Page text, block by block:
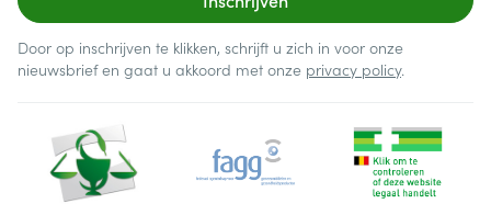
Door op inschrijven te klikken, schrijft u zich in voor onze
nieuwsbrief en gaat u akkoord met onze privacy policy.